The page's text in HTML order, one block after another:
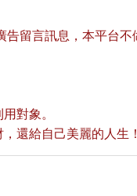
留言訊息，本平台
對象。
還給自己美麗的人生！